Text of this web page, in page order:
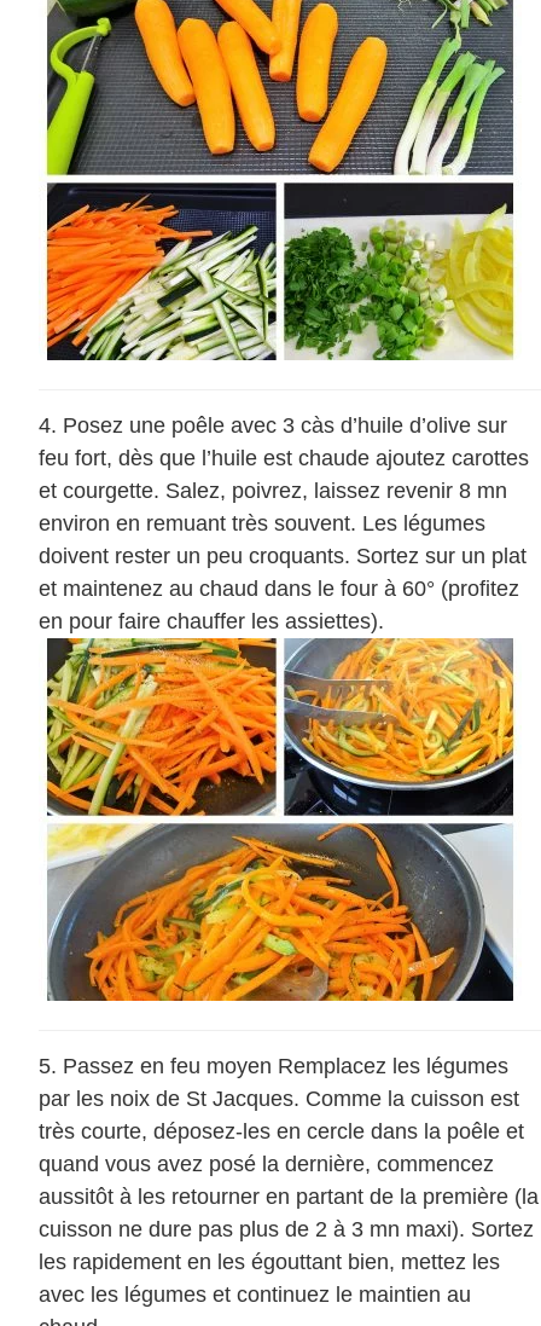
Posez une poêle avec 3 càs d’huile d’olive sur
feu fort, dès que l’huile est chaude ajoutez carottes
et courgette. Salez, poivrez, laissez revenir 8 mn
environ en remuant très souvent. Les légumes
doivent rester un peu croquants. Sortez sur un plat
et maintenez au chaud dans le four à 60° (profitez
en pour faire chauffer les assiettes).
Passez en feu moyen Remplacez les légumes
par les noix de St Jacques. Comme la cuisson est
très courte, déposez-les en cercle dans la poêle et
quand vous avez posé la dernière, commencez
aussitôt à les retourner en partant de la première (la
cuisson ne dure pas plus de 2 à 3 mn maxi). Sortez
les rapidement en les égouttant bien, mettez les
avec les légumes et continuez le maintien au